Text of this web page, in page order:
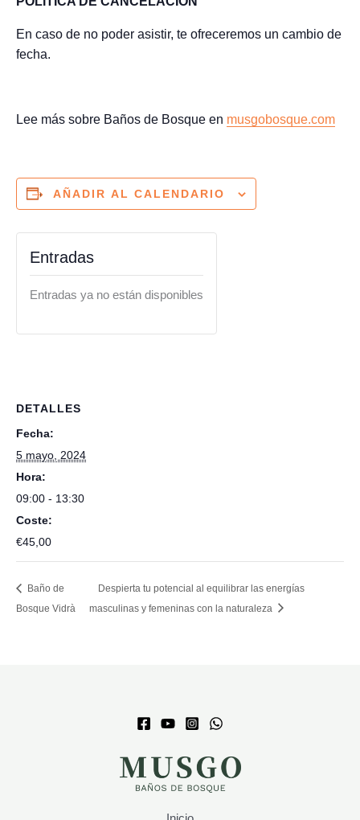
En caso de no poder asistir, te ofreceremos un cambio de
fecha.
Lee más sobre Baños de Bosque en musgobosque.com
AÑADIR AL CALENDARIO
DETALLES
Fecha:
5 mayo, 2024
Hora:
09:00 - 13:30
Coste:
€45,00
Entradas
Entradas ya no están disponibles
Baño de
Bosque Vidrà
Despierta tu potencial al equilibrar las energías
masculinas y femeninas con la naturaleza